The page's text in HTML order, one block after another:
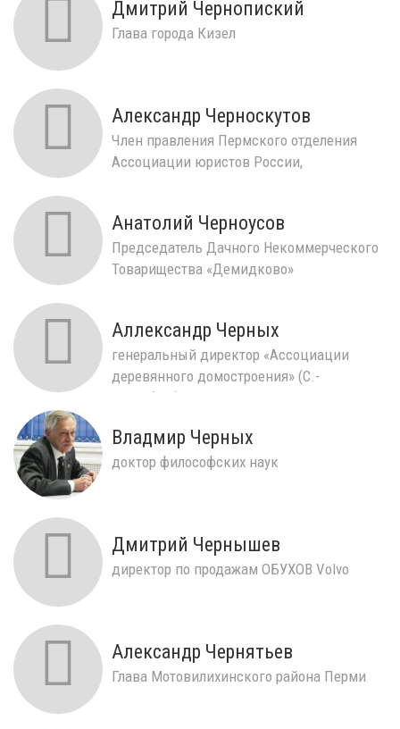
Дмитрий Чернопиский
Глава города Кизел
Александр Черноскутов
Член правления Пермского отделения
Ассоциации юристов России,
Анатолий Черноусов
Председатель Дачного Некоммерческого
Товарищества «Демидково»
Аллександр Черных
генеральный директор «Ассоциации
деревянного домостроения» (С.-
Петербург)
Владмир Черных
доктор философских наук
Дмитрий Чернышев
директор по продажам ОБУХОВ Volvo
Александр Чернятьев
Глава Мотовилихинского района Перми